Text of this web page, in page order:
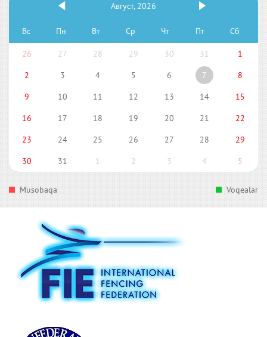
Август, 2026
Вс Пн Вт Ср Чт Пт Сб
26 27 28 29 30 31
1
2
3 4 5 6 7
8
9
10 11 12 13 14
15
16
17 18 19 20 21
22
23
24 25 26 27 28
29
30
31 1 2 3 4 5
Musobaqa Voqealar